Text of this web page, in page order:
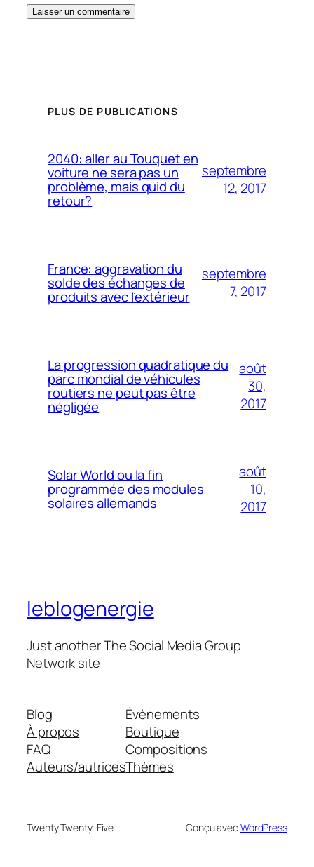
PLUS DE PUBLICATIONS
2040: aller au Touquet en
voiture ne sera pas un
problème, mais quid du
retour?
septembre
12, 2017
France: aggravation du
solde des échanges de
produits avec l’extérieur
septembre
7, 2017
La progression quadratique du
parc mondial de véhicules
routiers ne peut pas être
négligée
août
30,
2017
Solar World ou la fin
programmée des modules
solaires allemands
août
10,
2017
leblogenergie
Just another The Social Media Group
Network site
Blog
À propos
FAQ
Auteurs/autrices
Évènements
Boutique
Compositions
Thèmes
Twenty Twenty-Five Conçu avec WordPress